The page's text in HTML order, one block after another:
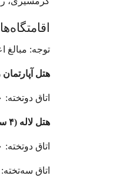
توجه: مبالغ
هتل آپارتمان
اتاق دوتخته: ۷,۱۵۰,۰۰۰ تومان
هتل لاله (۴ ستاره)
اتاق دوتخته: ۷,۲۵۰,۰۰۰ تومان
اتاق سه‌تخته: ۶,۲۵۰,۰۰۰ تومان